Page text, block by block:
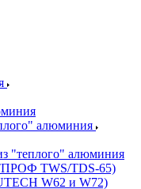
алюминия
"теплого" алюминия
TWS/TDS-65)
W62 и W72)